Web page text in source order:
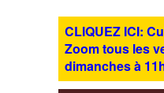
CLIQUEZ ICI:
Zoom tous les
dimanches à